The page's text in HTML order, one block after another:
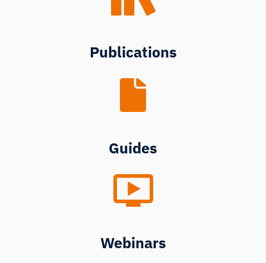
Publications
Guides
Webinars